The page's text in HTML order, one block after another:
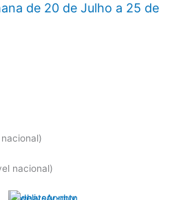
de 20 de Julho a 25 de
nacional)